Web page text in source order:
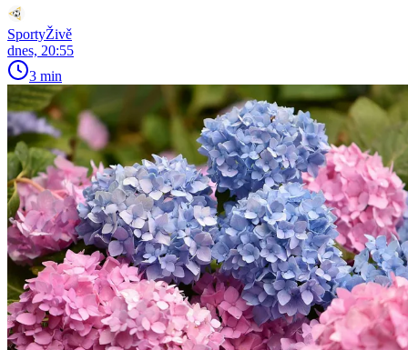
SportyŽivě
dnes, 20:55
3 min